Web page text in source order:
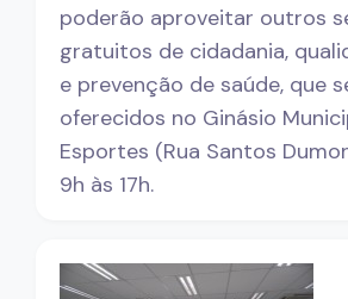
poderão aproveitar outros
gratuitos de cidadania,
e prevenção de saúde, que
oferecidos no Ginásio
Esportes (Rua Santos
9h às 17h.